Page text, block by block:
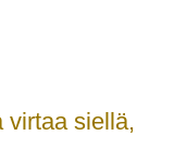
virtaa siellä,